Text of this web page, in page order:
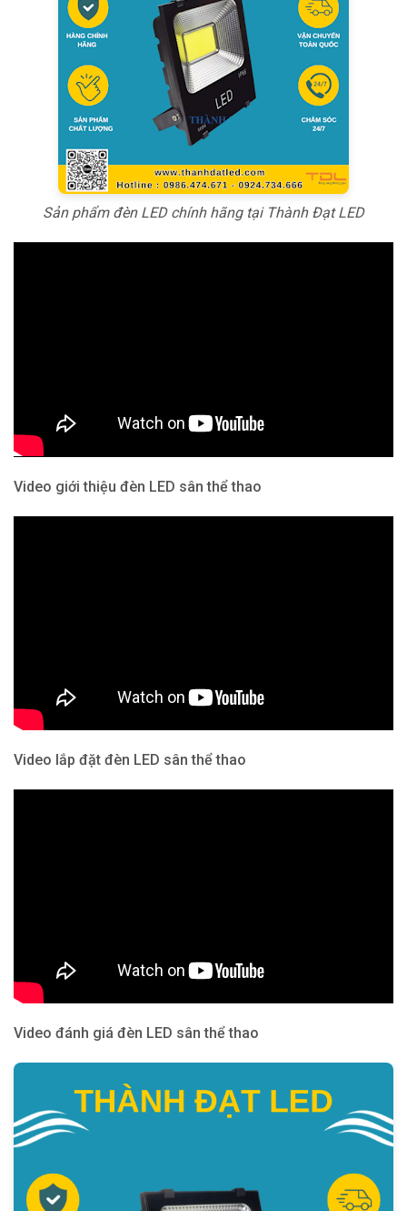
Sản phẩm đèn LED chính hãng tại Thành Đạt LED
Video giới thiệu đèn LED sân thể thao
Video lắp đặt đèn LED sân thể thao
Video đánh giá đèn LED sân thể thao